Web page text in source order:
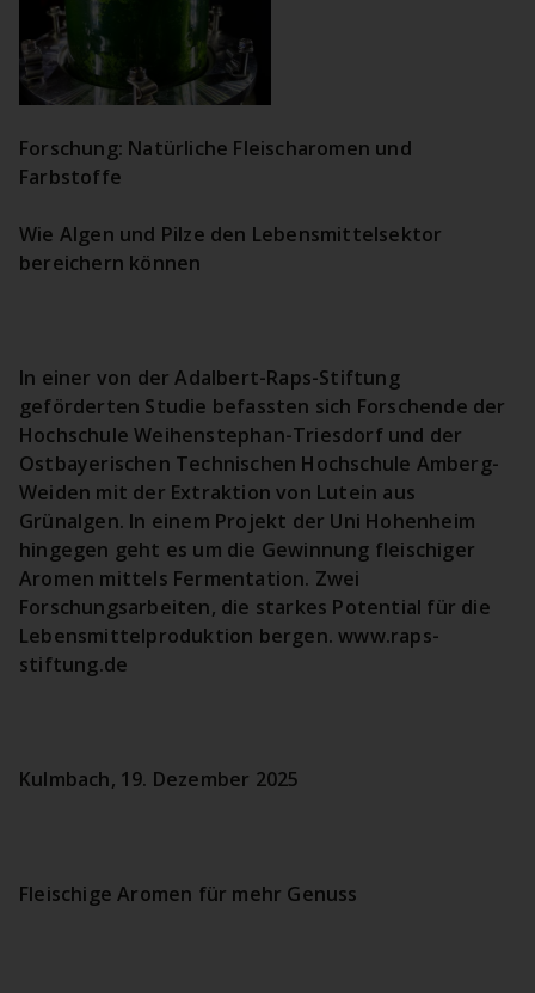
Forschung: Natürliche Fleischaromen und
Farbstoffe
Wie Algen und Pilze den Lebensmittelsektor
bereichern können
In einer von der Adalbert-Raps-Stiftung
geförderten Studie befassten sich Forschende der
Hochschule Weihenstephan-Triesdorf und der
Ostbayerischen Technischen Hochschule Amberg-
Weiden mit der Extraktion von Lutein aus
Grünalgen. In einem Projekt der Uni Hohenheim
hingegen geht es um die Gewinnung fleischiger
Aromen mittels Fermentation. Zwei
Forschungsarbeiten, die starkes Potential für die
Lebensmittelproduktion bergen. www.raps-
stiftung.de
Kulmbach, 19. Dezember 2025
Fleischige Aromen für mehr Genuss